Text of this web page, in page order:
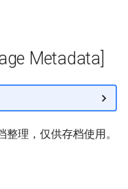
Metadata]
理，仅供存档使用。